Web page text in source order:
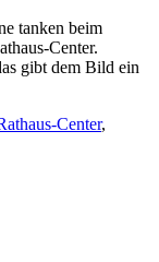
tanken beim
Center.
gibt dem Bild ein
Center,